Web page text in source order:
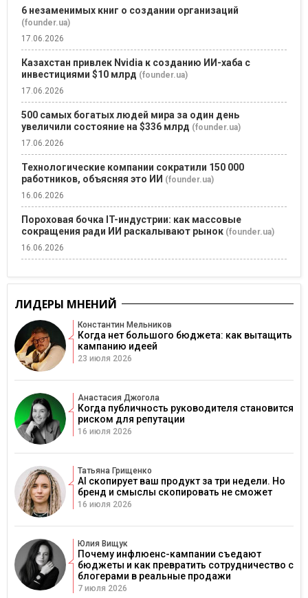
6 незаменимых книг о создании организаций
(founder.ua)
17.06.2026
Казахстан привлек Nvidia к созданию ИИ-хаба с
инвестициями $10 млрд (founder.ua)
17.06.2026
500 самых богатых людей мира за один день
увеличили состояние на $336 млрд (founder.ua)
17.06.2026
Технологические компании сократили 150 000
работников, объясняя это ИИ (founder.ua)
16.06.2026
Пороховая бочка IT-индустрии: как массовые
сокращения ради ИИ раскалывают рынок (founder.ua)
16.06.2026
ЛИДЕРЫ МНЕНИЙ
Константин Мельников
Когда нет большого бюджета: как вытащить
кампанию идеей
23 июля 2026
Анастасия Джогола
Когда публичность руководителя становится
риском для репутации
16 июля 2026
Татьяна Грищенко
AI скопирует ваш продукт за три недели. Но
бренд и смыслы скопировать не сможет
16 июля 2026
Юлия Вищук
Почему инфлюенс-кампании съедают
бюджеты и как превратить сотрудничество с
блогерами в реальные продажи
7 июля 2026